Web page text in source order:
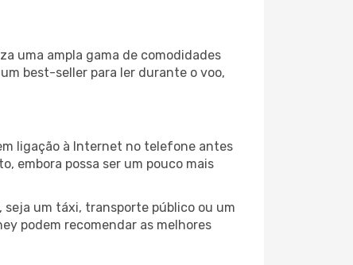
uma ampla gama de comodidades
best-seller para ler durante o voo,
ligação à Internet no telefone antes
embora possa ser um pouco mais
seja um táxi, transporte público ou um
podem recomendar as melhores